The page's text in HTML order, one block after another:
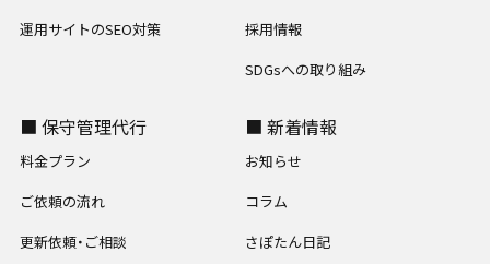
運用サイトのSEO対策
採用情報
SDGsへの取り組み
■ 保守管理代行
料金プラン
ご依頼の流れ
更新依頼・ご相談
■ 新着情報
お知らせ
コラム
さぽたん日記